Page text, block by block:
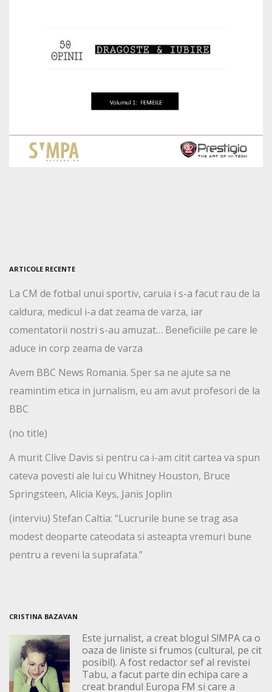
ARTICOLE RECENTE
La CM de fotbal unui sportiv, caruia i s-a facut rau de la
caldura, medicul i-a dat zeama de varza, iar
comentatorii nostri s-au amuzat… Beneficiile pe care le
aduce in corp zeama de varza
Avem BBC News Romania. Sper sa ne ajute sa ne
reamintim etica in jurnalism, eu am avut profesori de la
BBC
(no title)
A murit Clive Davis si pentru ca i-am citit cartea va spun
cateva povesti ale lui cu Whitney Houston, Bruce
Springsteen, Alicia Keys, Janis Joplin
(interviu) Stefan Caltia: “Lucrurile bune se trag asa
modest deoparte cateodata si asteapta vremuri bune
pentru a reveni la suprafata.”
CRISTINA BAZAVAN
Este jurnalist, a creat blogul S!MPA ca o
oaza de liniste si frumos (cultural, pe cit
posibil). A fost redactor sef al revistei
Tabu, a facut parte din echipa care a
creat brandul Europa FM si care a